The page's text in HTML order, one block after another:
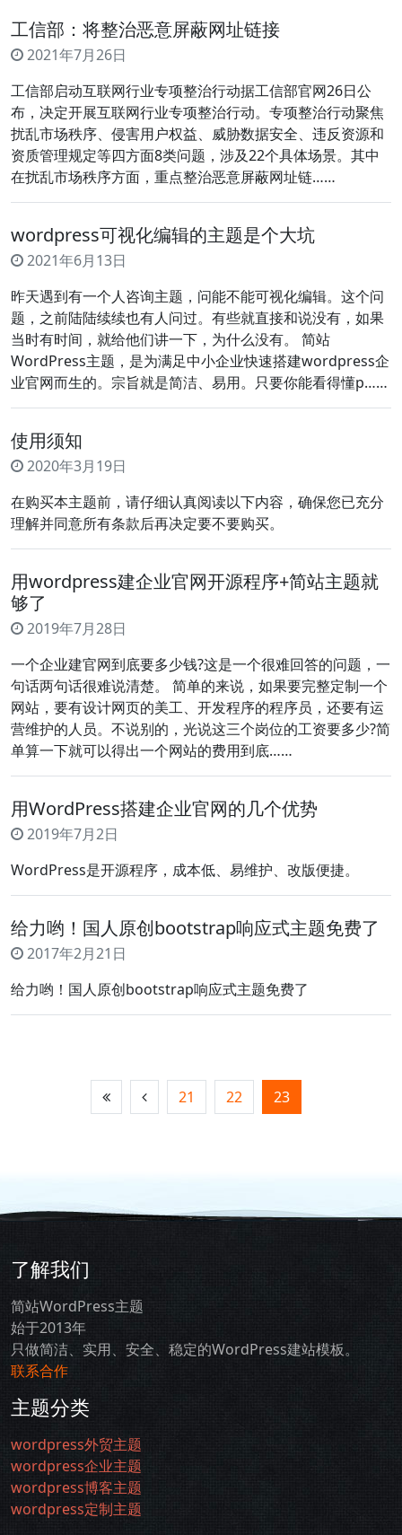
工信部：将整治恶意屏蔽网址链接
2021年7月26日
工信部启动互联网行业专项整治行动据工信部官网26日公
布，决定开展互联网行业专项整治行动。专项整治行动聚焦
扰乱市场秩序、侵害用户权益、威胁数据安全、违反资源和
资质管理规定等四方面8类问题，涉及22个具体场景。其中
在扰乱市场秩序方面，重点整治恶意屏蔽网址链……
wordpress可视化编辑的主题是个大坑
2021年6月13日
昨天遇到有一个人咨询主题，问能不能可视化编辑。这个问
题，之前陆陆续续也有人问过。有些就直接和说没有，如果
当时有时间，就给他们讲一下，为什么没有。 简站
WordPress主题，是为满足中小企业快速搭建wordpress企
业官网而生的。宗旨就是简洁、易用。只要你能看得懂p……
使用须知
2020年3月19日
在购买本主题前，请仔细认真阅读以下内容，确保您已充分
理解并同意所有条款后再决定要不要购买。
用wordpress建企业官网开源程序+简站主题就
够了
2019年7月28日
一个企业建官网到底要多少钱?这是一个很难回答的问题，一
句话两句话很难说清楚。 简单的来说，如果要完整定制一个
网站，要有设计网页的美工、开发程序的程序员，还要有运
营维护的人员。不说别的，光说这三个岗位的工资要多少?简
单算一下就可以得出一个网站的费用到底……
用WordPress搭建企业官网的几个优势
2019年7月2日
WordPress是开源程序，成本低、易维护、改版便捷。
给力哟！国人原创bootstrap响应式主题免费了
2017年2月21日
给力哟！国人原创bootstrap响应式主题免费了
21 22 23
了解我们
简站WordPress主题
始于2013年
只做简洁、实用、安全、稳定的WordPress建站模板。
联系合作
主题分类
wordpress外贸主题
wordpress企业主题
wordpress博客主题
wordpress定制主题